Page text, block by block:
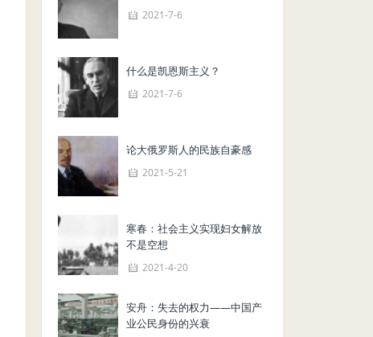
2021-7-6
什么是凯恩斯主义？
2021-7-6
论大俄罗斯人的民族自豪感
2021-5-21
寒春：社会主义实现妇女解放
不是空想
2021-4-20
安舟：失去的权力——中国产
业公民身份的兴衰